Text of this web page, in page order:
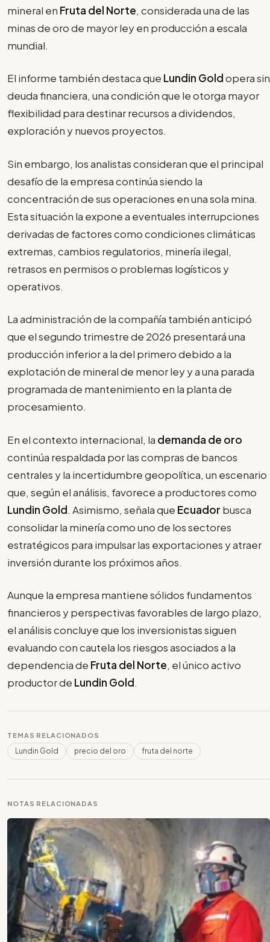
mineral en Fruta del Norte, considerada una de las
minas de oro de mayor ley en producción a escala
mundial.
El informe también destaca que Lundin Goldopera sin
deuda financiera, una condición que le otorga mayor
flexibilidad para destinar recursos a dividendos,
exploración y nuevos proyectos.
Sin embargo, los analistas consideran que el principal
desafío de la empresa continúa siendo la
concentración de sus operaciones en una sola mina.
Esta situación la expone a eventuales interrupciones
derivadas de factores como condiciones climáticas
extremas, cambios regulatorios, minería ilegal,
retrasos en permisos o problemas logísticos y
operativos.
La administración de la compañía también anticipó
que el segundo trimestre de 2026 presentará una
producción inferior a la del primero debido a la
explotación de mineral de menor ley y a una parada
programada de mantenimiento en la planta de
procesamiento.
En el contexto internacional, la demanda de oro
continúa respaldada por las compras de bancos
centrales y la incertidumbre geopolítica, un escenario
que, según el análisis, favorece a productores como
Lundin Gold. Asimismo, señala que Ecuador busca
consolidar la minería como uno de los sectores
estratégicos para impulsar las exportaciones y atraer
inversión durante los próximos años.
Aunque la empresa mantiene sólidos fundamentos
financieros y perspectivas favorables de largo plazo,
el análisis concluye que los inversionistas siguen
evaluando con cautela los riesgos asociados a la
dependencia de Fruta del Norte, el único activo
productor de Lundin Gold.
TEMAS RELACIONADOS
Lundin Gold precio del oro fruta del norte
NOTAS RELACIONADAS